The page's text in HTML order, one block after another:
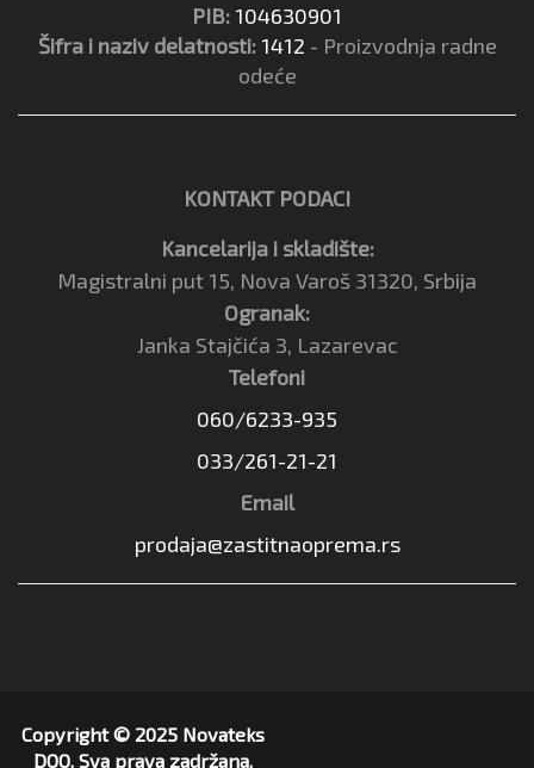
PIB: 104630901
Šifra i naziv delatnosti: 1412 - Proizvodnja radne
odeće
KONTAKT PODACI
Kancelarija i skladište:
Magistralni put 15, Nova Varoš 31320, Srbija
Ogranak:
Janka Stajčića 3, Lazarevac
Telefoni
060/6233-935
033/261-21-21
Email
prodaja@zastitnaoprema.rs
Copyright © 2025 Novateks
DOO. Sva prava zadržana.